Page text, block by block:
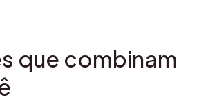
que combinam